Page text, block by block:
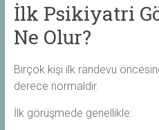
İlk Psikiyatri
Ne Olur?
Birçok kişi ilk randevu
derece normaldir.
İlk görüşmede genellikle: